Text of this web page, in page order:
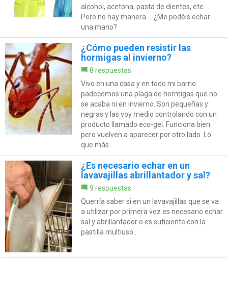
alcohol, acetona, pasta de dientes, etc. ...
Pero no hay manera ... ¿Me podéis echar
una mano?
¿Cómo pueden resistir las
hormigas al invierno?
8 respuestas
Vivo en una casa y en todo mi barrio
padecemos una plaga de hormigas que no
se acaba ni en invierno. Son pequeñas y
negras y las voy medio controlando con un
producto llamado eco-gel. Funciona bien
pero vuelven a aparecer por otro lado. Lo
que más...
¿Es necesario echar en un
lavavajillas abrillantador y sal?
9 respuestas
Querría saber si en un lavavajillas que se va
a utilizar por primera vez es necesario echar
sal y abrillantador o es suficiente con la
pastilla multiuso..